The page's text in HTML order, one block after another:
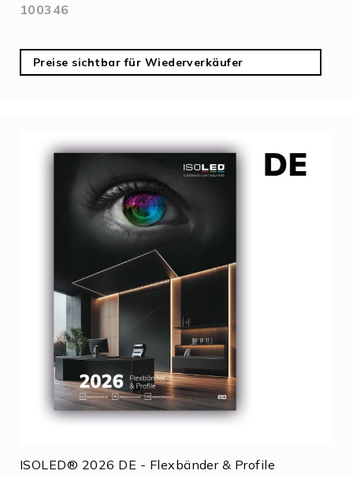
100346
Preise sichtbar für Wiederverkäufer
ISOLED® 2026 DE - Flexbänder & Profile